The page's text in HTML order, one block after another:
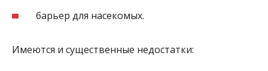
барьер для насекомых.
Имеются и существенные недостатки: